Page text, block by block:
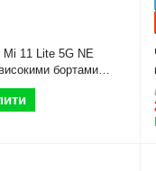
11 Lite 5G NE
бортами